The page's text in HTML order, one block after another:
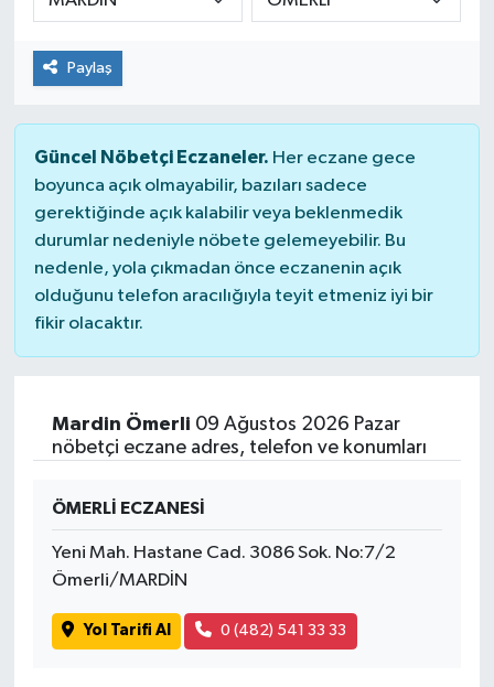
Paylaş
Güncel Nöbetçi Eczaneler. Her eczane gece
boyunca açık olmayabilir, bazıları sadece
gerektiğinde açık kalabilir veya beklenmedik
durumlar nedeniyle nöbete gelemeyebilir. Bu
nedenle, yola çıkmadan önce eczanenin açık
olduğunu telefon aracılığıyla teyit etmeniz iyi bir
fikir olacaktır.
Mardin Ömerli 09 Ağustos 2026 Pazar
nöbetçi eczane adres, telefon ve konumları
ÖMERLİ ECZANESİ
Yeni Mah. Hastane Cad. 3086 Sok. No:7/2
Ömerli/MARDİN
Yol Tarifi Al 0 (482) 541 33 33